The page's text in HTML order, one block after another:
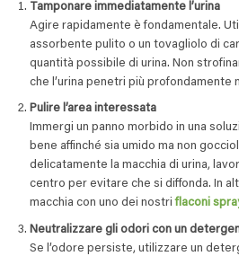
Tamponare immediatamente l’urina
Agire rapidamente è fondamentale.
assorbente pulito o un tovagliolo di
quantità possibile di urina. Non
che l’urina penetri più profondamente
Pulire l’area interessata
Immergi un panno morbido in una
bene affinché sia umido ma non
delicatamente la macchia di urina,
centro per evitare che si diffonda. In
macchia con uno dei nostriflaconi
Neutralizzare gli odori con un
Se l’odore persiste, utilizzare un